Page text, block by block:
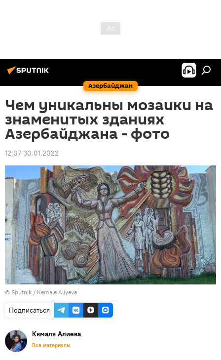
Азербайджан
Чем уникальны мозаики на
знаменитых зданиях
Азербайджана - фото
12:07 30.01.2022
© Sputnik / Kemale Aliyeva
Подписаться
Кямаля Алиева
Все материалы